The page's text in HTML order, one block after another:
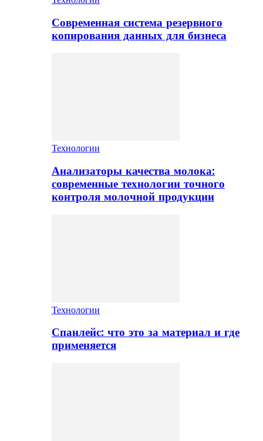
Современная система резервного
копирования данных для бизнеса
Технологии
Анализаторы качества молока:
современные технологии точного
контроля молочной продукции
Технологии
Спанлейс: что это за материал и где
применяется